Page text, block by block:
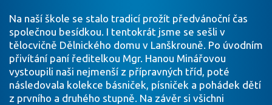
Na naší škole se stalo tradicí prožít předvánoční čas
společnou besídkou. I tentokrát jsme se sešli v
tělocvičně Dělnického domu v Lanškrouně. Po úvodním
přivítání paní ředitelkou Mgr. Hanou Minářovou
vystoupili naši nejmenší z přípravných tříd, poté
následovala kolekce básniček, písniček a pohádek dětí
z prvního a druhého stupně. Na závěr si všichni